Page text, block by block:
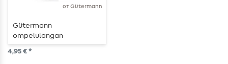
от Gütermann
Gütermann
ompelulangan
säilytyslaatikko 12
puolalle
4,95 € *